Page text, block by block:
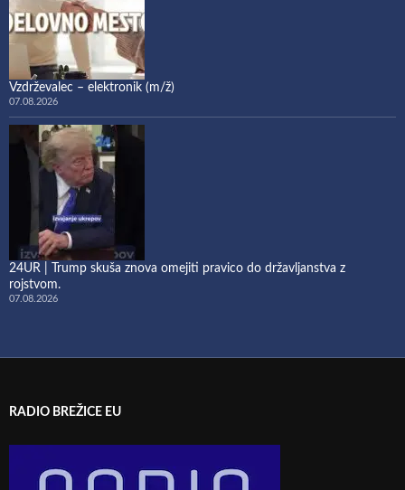
Vzdrževalec – elektronik (m/ž)
07.08.2026
24UR | Trump skuša znova omejiti pravico do državljanstva z
rojstvom.
07.08.2026
RADIO BREŽICE EU